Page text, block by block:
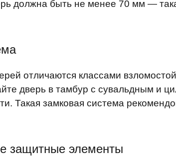
должна быть не менее 70 мм —
отличаются классами
дверь в тамбур с сувальдным и
Такая замковая система
защитные элементы